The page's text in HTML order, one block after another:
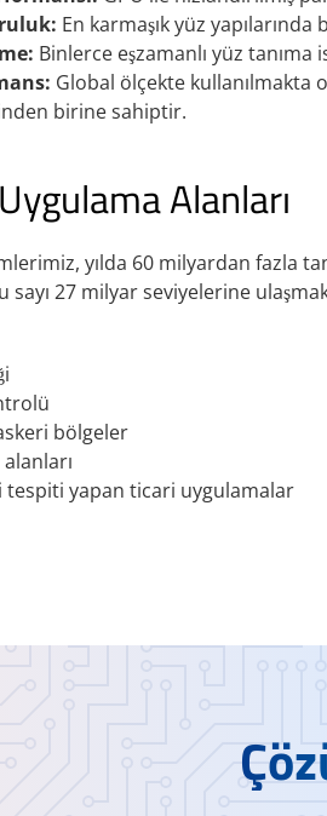
En karmaşık yüz
Binlerce eşzamanlı yüz tanıma
Global ölçekte kullanılmakta
birine sahiptir.
Alanları
yılda 60 milyardan fazla
27 milyar seviyelerine
bölgeler
yapan ticari uygulamalar